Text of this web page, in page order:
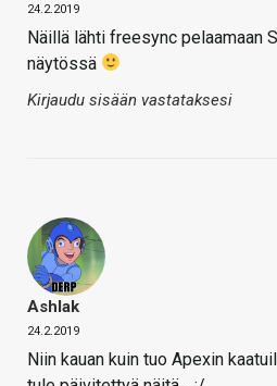
24.2.2019
Näillä lähti freesync pelaamaan
näytössä
Kirjaudu sisään vastataksesi
Ashlak
24.2.2019
Niin kauan kuin tuo Apexin